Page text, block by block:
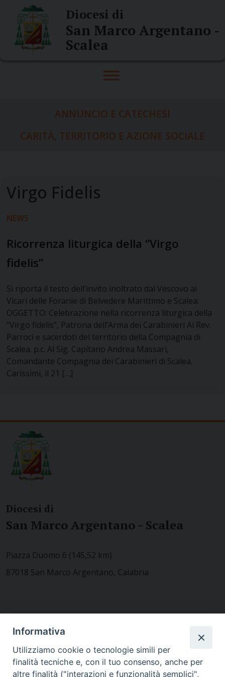
content
Diocesi di
San Marco Argentano -
Scalea
ANNUNCIO E CATECHESI
CARITÀ, TERRITORIO E AZIONE SOCIALE
NEWS
Ricorrenza liturgica della “Virgo
fidelis”
Si riporta il testo dell’invito inoltrato dal Vescovo ai
Vicari delle Foranie di Belvedere Marittimo e Scalea:
OGGETTO: Celebrazione nella ricorrenza liturgica della
“Virgo fidelis”, Patrona dell’Arma dei Carabinieri Ai Rev.
Parroci e sacerdoti del territorio della Compagnia di
Scalea. p.c. Al Sig. Capitano Andrea Massari,
Comandante Compagnia dei Carabinieri di Scalea.
Carissimi, il 21 […]
Diocesi di
San Marco Argentano - Scalea
Piazza Duomo 6 (145,52 km)
87018 San Marco Argentano, Calabria
MODULISTICA
Informativa
Utilizziamo cookie o tecnologie simili per
finalità tecniche e, con il tuo consenso, anche per
altre finalità ("interazioni e funzionalità semplici",